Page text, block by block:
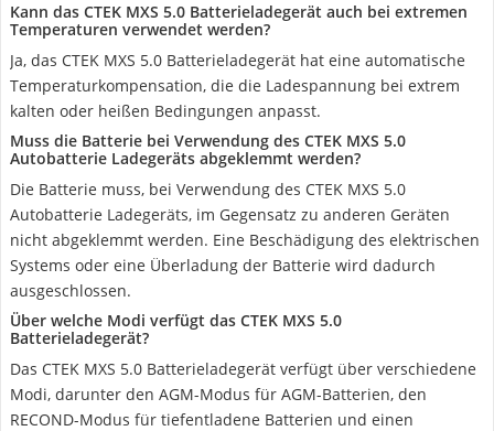
Kann das CTEK MXS 5.0 Batterieladegerät auch bei extremen
Temperaturen verwendet werden?
Ja, das CTEK MXS 5.0 Batterieladegerät hat eine automatische
Temperaturkompensation, die die Ladespannung bei extrem
kalten oder heißen Bedingungen anpasst.
Muss die Batterie bei Verwendung des CTEK MXS 5.0
Autobatterie Ladegeräts abgeklemmt werden?
Die Batterie muss, bei Verwendung des CTEK MXS 5.0
Autobatterie Ladegeräts, im Gegensatz zu anderen Geräten
nicht abgeklemmt werden. Eine Beschädigung des elektrischen
Systems oder eine Überladung der Batterie wird dadurch
ausgeschlossen.
Über welche Modi verfügt das CTEK MXS 5.0
Batterieladegerät?
Das CTEK MXS 5.0 Batterieladegerät verfügt über verschiedene
Modi, darunter den AGM-Modus für AGM-Batterien, den
RECOND-Modus für tiefentladene Batterien und einen